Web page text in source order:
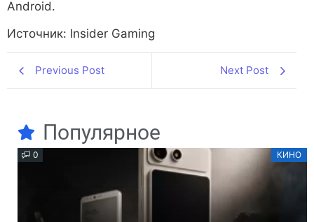
Android.
Источник: Insider Gaming
Previous Post Next Post
Популярное
0 КИНО